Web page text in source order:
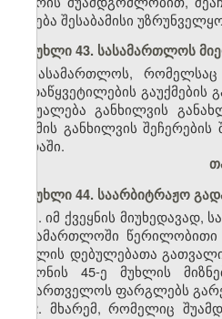
იქნება შესაბამისი
მუხლი 43. სასამართლოს
სასამართლოს,
გადაწყვეტილების
საშუალება განხილვის
საქმის განხილვის
ვადაში.
მუხლი 44. საარბიტრაჟო
1. იმ ქვეყნის
სასამართლოში
მუხლის დებულებათა
კანონის 45-ე მუხლის
საქართველოს ფარგლებს
2. მხარემ, რომელიც